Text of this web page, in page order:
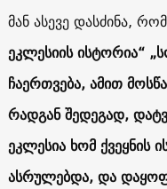
მან ასევე დასძინა,
ეკლესიის ისტორია“
ჩაერთვება, ამით
რადგან შედეგად,
ეკლესია ხომ
ასრულებდა, და